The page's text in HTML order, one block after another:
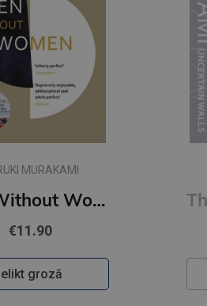
MURAKAMI
The City and Its Uncertain Walls (paperback, s)
€11.90
Ielikt grozā